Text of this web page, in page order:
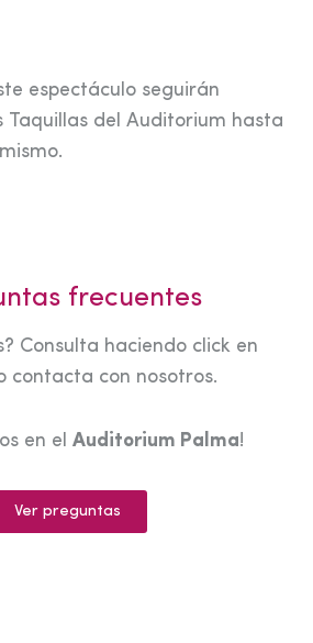
espectáculo seguirán
Taquillas del Auditorium hasta
frecuentes
Consulta haciendo click en
contacta con nosotros.
en el Auditorium Palma!
Ver preguntas